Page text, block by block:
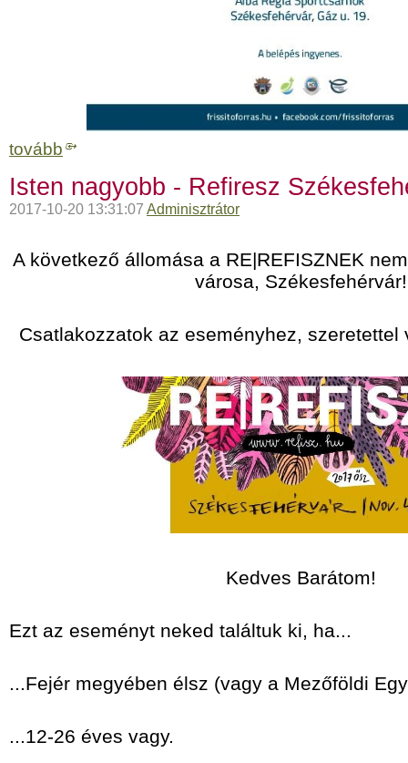
tovább
Isten nagyobb - Refiresz
2017-10-20 13:31:07 Adminisztrátor
A következő állomása a RE|REFISZNEK
városa, Székesfehérvár!
Csatlakozzatok az eseményhez, szeretettel
Kedves Barátom!
Ezt az eseményt neked találtuk ki, ha...
...Fejér megyében élsz (vagy a Mezőföldi
...12-26 éves vagy.